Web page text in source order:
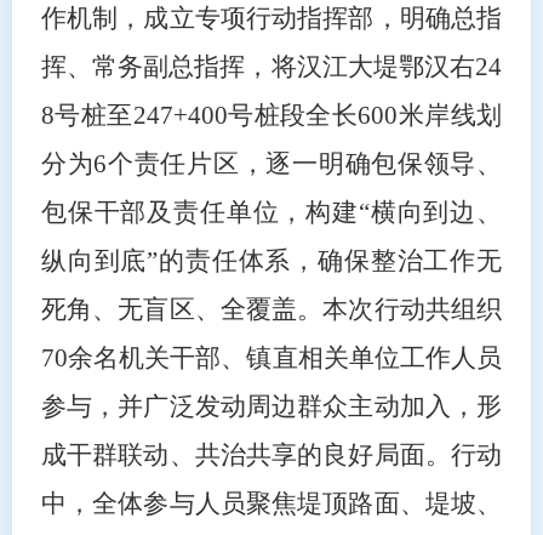
作机制，成立专项行动指挥部，明确总指
挥、常务副总指挥，将汉江大堤鄂汉右24
8号桩至247+400号桩段全长600米岸线划
分为6个责任片区，逐一明确包保领导、
包保干部及责任单位，构建“横向到边、
纵向到底”的责任体系，确保整治工作无
死角、无盲区、全覆盖。本次行动共组织
70余名机关干部、镇直相关单位工作人员
参与，并广泛发动周边群众主动加入，形
成干群联动、共治共享的良好局面。行动
中，全体参与人员聚焦堤顶路面、堤坡、